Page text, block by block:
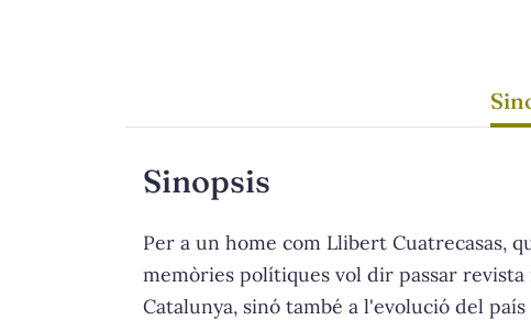
Sinopsis
Per a un home com Llibert Cuatrecasas,
memòries polítiques vol dir passar
Catalunya, sinó també a l'evolució del